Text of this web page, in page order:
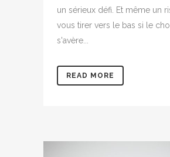
un sérieux défi. Et même un
vous tirer vers le bas si le
s'avère...
READ MORE